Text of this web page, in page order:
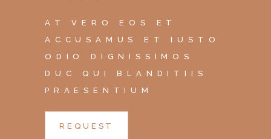
AT VERO EOS ET
ACCUSAMUS ET IUSTO
ODIO DIGNISSIMOS
DUC QUI BLANDITIIS
PRAESENTIUM
REQUEST